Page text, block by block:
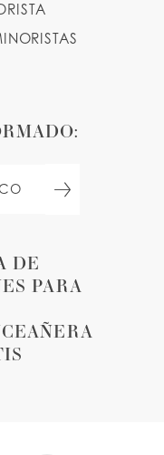
DE
PARA